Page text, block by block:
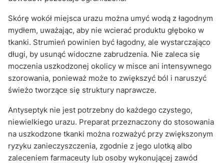
Skórę wokół miejsca urazu można umyć wodą z łagodnym
mydłem, uważając, aby nie wcierać produktu głęboko w
tkanki. Strumień powinien być łagodny, ale wystarczająco
długi, by usunąć widoczne zabrudzenia. Nie zaleca się
moczenia uszkodzonej okolicy w misce ani intensywnego
szorowania, ponieważ może to zwiększyć ból i naruszyć
świeżo tworzące się struktury naprawcze.
Antyseptyk nie jest potrzebny do każdego czystego,
niewielkiego urazu. Preparat przeznaczony do stosowania
na uszkodzone tkanki można rozważyć przy zwiększonym
ryzyku zanieczyszczenia, zgodnie z jego ulotką albo
zaleceniem farmaceuty lub osoby wykonującej zawód